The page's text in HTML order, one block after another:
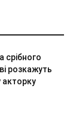
срібного
розкажуть
акторку